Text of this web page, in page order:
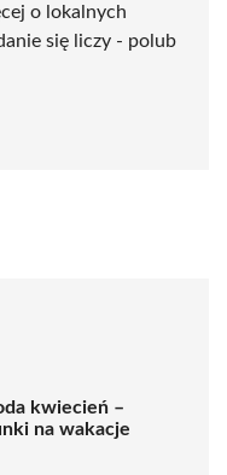
o lokalnych
się liczy - polub
kwiecień –
na wakacje